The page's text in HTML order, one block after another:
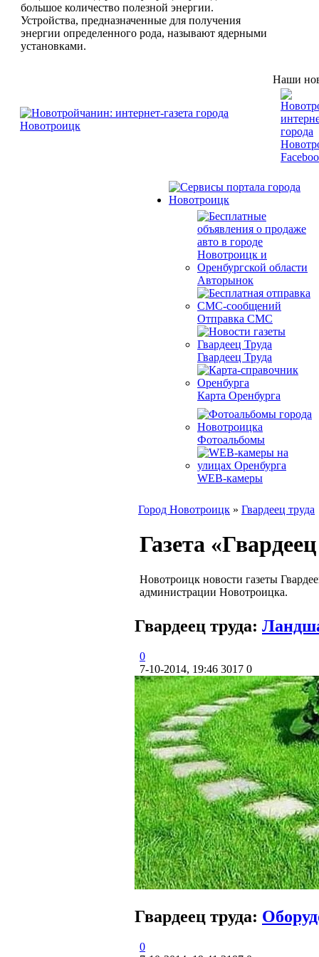
большое количество полезной энергии.
Устройства, предназначенные для получения
энергии определенного рода, называют ядерными
установками.
Наши
Авторынок
Отправка СМС
Гвардеец Труда
Карта Оренбурга
Фотоальбомы
WEB-камеры
Город Новотроицк » Гвардеец труда
Газета
Новотроицк новости газеты
администрации Новотроицка.
Гвардеец труда:
0
7-10-2014, 19:46 3017 0
Гвардеец труда:
0